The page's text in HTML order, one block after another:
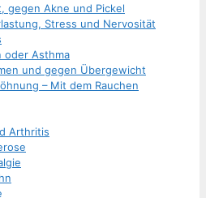
gegen Akne und Pickel
Stress und Nervosität
oder Asthma
und gegen Übergewicht
– Mit dem Rauchen
Arthritis